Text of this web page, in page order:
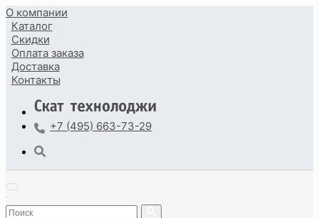
О компании
Каталог
Скидки
Оплата заказа
Доставка
Контакты
+7 (495) 663-73-29